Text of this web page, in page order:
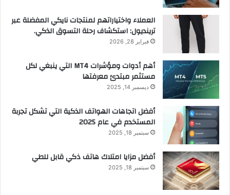
العملاء واختياراتهم لمنتجات نايكي المفضلة عبر
ترينديول: استكشاف رحلة التسوق الذكي.
فبراير 28, 2026
أهم أدوات ومؤشرات MT4 التي ينبغي لكل
مستثمر مبتدئ معرفتها
ديسمبر 14, 2025
أفضل اتجاهات الهواتف الذكية التي تشكل تجربة
المستخدم في عام 2025
سبتمبر 18, 2025
أفضل مزايا امتلاك هاتف ذكي قابل للطي
سبتمبر 18, 2025